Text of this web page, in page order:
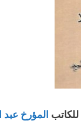
للكاتب المؤرخ عبد